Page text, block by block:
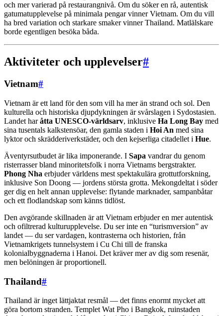
och mer varierad på restaurangnivå. Om du söker en rå, autentisk
gatumatupplevelse på minimala pengar vinner Vietnam. Om du vill
ha bred variation och starkare smaker vinner Thailand. Matlälskare
borde egentligen besöka båda.
Aktiviteter och upplevelser#
Vietnam#
Vietnam är ett land för den som vill ha mer än strand och sol. Den
kulturella och historiska djupdykningen är svårslagen i Sydostasien.
Landet haråtta UNESCO-världsarv, inklusive Ha Long Bay med
sina tusentals kalkstensöar, den gamla staden i Hoi An med sina
lyktor och skrädderiverkstäder, och den kejserliga citadellet i Hue.
Äventyrsutbudet är lika imponerande. I Sapa vandrar du genom
risterrasser bland minoritetsfolk i norra Vietnams bergstrakter.
Phong Nha erbjuder världens mest spektakulära grottutforskning,
inklusive Son Doong — jordens största grotta. Mekongdeltat i söder
ger dig en helt annan upplevelse: flytande marknader, sampanbåtar
och ett flodlandskap som känns tidlöst.
Den avgörande skillnaden är att Vietnam erbjuder en mer autentisk
och ofiltrerad kulturupplevelse. Du ser inte en “turismversion” av
landet — du ser vardagen, kontrasterna och historien, från
Vietnamkrigets tunnelsystem i Cu Chi till de franska
kolonialbyggnaderna i Hanoi. Det kräver mer av dig som resenär,
men belöningen är proportionell.
Thailand#
Thailand är inget lättjaktat resmål — det finns enormt mycket att
göra bortom stranden. Templet Wat Pho i Bangkok, ruinstaden